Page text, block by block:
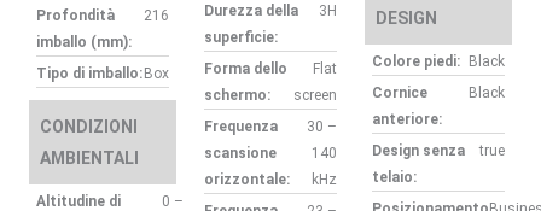
Profondità
imballo (mm):
216
Tipo di imballo:Box
CONDIZIONI
AMBIENTALI
Altitudine di
0 –
Durezza della
superficie:
3H
Forma dello
schermo:
Flat
screen
Frequenza
scansione
orizzontale:
30 –
140
kHz
DESIGN
Colore piedi: Black
Cornice
anteriore:
Black
Design senza
telaio:
true